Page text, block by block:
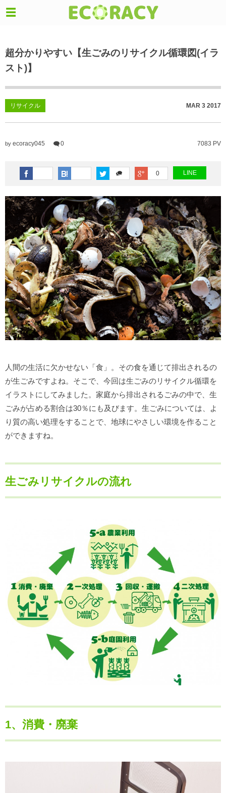
超分かりやすい【生ごみのリサイクル循環図(イラ
スト)】
リサイクル MAR 3 2017
by ecoracy045 0 7083 PV
0 LINE
人間の生活に欠かせない「食」。その食を通じて排出されるの
が生ごみですよね。そこで、今回は生ごみのリサイクル循環を
イラストにしてみました。家庭から排出されるごみの中で、生
ごみが占める割合は30％にも及びます。生ごみについては、よ
り質の高い処理をすることで、地球にやさしい環境を作ること
ができますね。
生ごみリサイクルの流れ
1、消費・廃棄